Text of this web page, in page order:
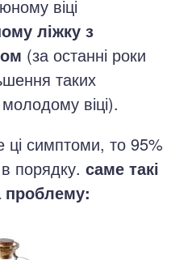
віці
ліжку з
(за останні роки
таких
віці).
симптоми, то 95%
порядку. саме такі
проблему: